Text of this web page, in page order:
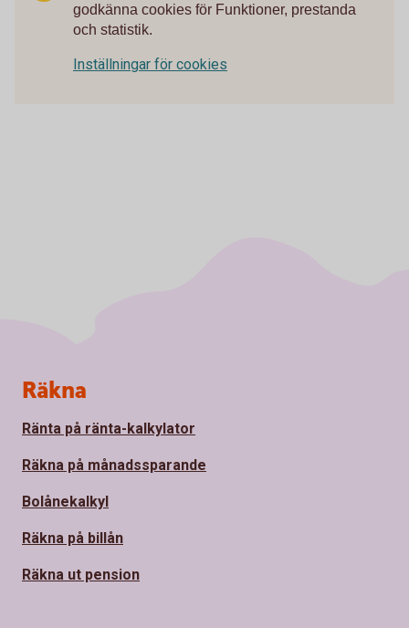
godkänna cookies för Funktioner, prestanda
och statistik.
Inställningar för cookies
Sidfot
Räkna
Ränta på ränta-kalkylator
Räkna på månadssparande
Bolånekalkyl
Räkna på billån
Räkna ut pension